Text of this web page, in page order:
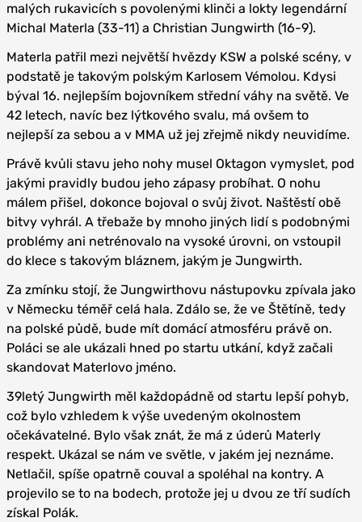
malých rukavicích s povolenými klinči a lokty legendární
Michal Materla (33-11) a Christian Jungwirth (16-9).
Materla patřil mezi největší hvězdy KSW a polské scény, v
podstatě je takovým polským Karlosem Vémolou. Kdysi
býval 16. nejlepším bojovníkem střední váhy na světě. Ve
42 letech, navíc bez lýtkového svalu, má ovšem to
nejlepší za sebou a v MMA už jej zřejmě nikdy neuvidíme.
Právě kvůli stavu jeho nohy musel Oktagon vymyslet, pod
jakými pravidly budou jeho zápasy probíhat. O nohu
málem přišel, dokonce bojoval o svůj život. Naštěstí obě
bitvy vyhrál. A třebaže by mnoho jiných lidí s podobnými
problémy ani netrénovalo na vysoké úrovni, on vstoupil
do klece s takovým bláznem, jakým je Jungwirth.
Za zmínku stojí, že Jungwirthovu nástupovku zpívala jako
v Německu téměř celá hala. Zdálo se, že ve Štětíně, tedy
na polské půdě, bude mít domácí atmosféru právě on.
Poláci se ale ukázali hned po startu utkání, když začali
skandovat Materlovo jméno.
39letý Jungwirth měl každopádně od startu lepší pohyb,
což bylo vzhledem k výše uvedeným okolnostem
očekávatelné. Bylo však znát, že má z úderů Materly
respekt. Ukázal se nám ve světle, v jakém jej neznáme.
Netlačil, spíše opatrně couval a spoléhal na kontry. A
projevilo se to na bodech, protože jej u dvou ze tří sudích
získal Polák.